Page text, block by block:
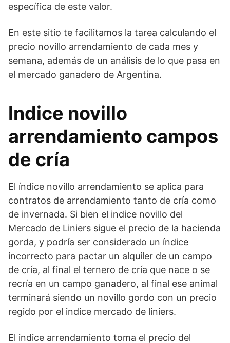
específica de este valor.
En este sitio te facilitamos la tarea calculando el
precio novillo arrendamiento de cada mes y
semana, además de un análisis de lo que pasa en
el mercado ganadero de Argentina.
Indice novillo
arrendamiento campos
de cría
El índice novillo arrendamiento se aplica para
contratos de arrendamiento tanto de cría como
de invernada. Si bien el indice novillo del
Mercado de Liniers sigue el precio de la hacienda
gorda, y podría ser considerado un índice
incorrecto para pactar un alquiler de un campo
de cría, al final el ternero de cría que nace o se
recría en un campo ganadero, al final ese animal
terminará siendo un novillo gordo con un precio
regido por el indice mercado de liniers.
El indice arrendamiento toma el precio del